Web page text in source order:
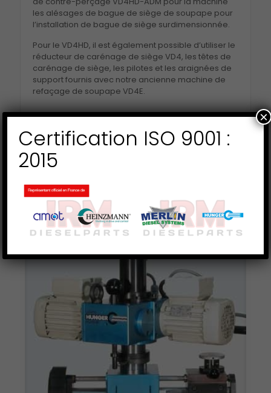
les alésages de bague de siège de soupape pour
l’installation de bague de siège surdimensionnée.
Pour le VD4HD, il est également possible d’utiliser le
réducteur de carénage de siège VD4, les têtes de
carénage de siège, les pilotes et les araignées de
support fournis avec notre ancienne machine de
refaçage de soupape VD4E.
Produits similaires
Certification ISO 9001 :
2015
×